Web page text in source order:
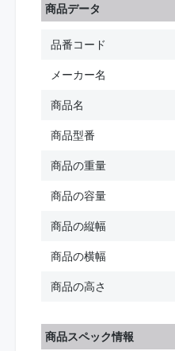
商品データ
品番コード
メーカー名
商品名
商品型番
商品の重量
商品の容量
商品の縦幅
商品の横幅
商品の高さ
商品スペック情報